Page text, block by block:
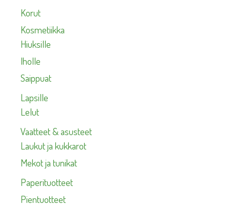
Korut
Kosmetiikka
Hiuksille
Iholle
Saippuat
Lapsille
Lelut
Vaatteet & asusteet
Laukut ja kukkarot
Mekot ja tunikat
Paperituotteet
Pientuotteet